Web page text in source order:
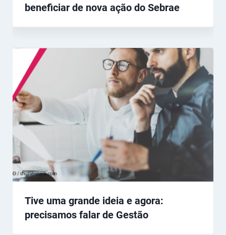
beneficiar de nova ação do Sebrae
Tive uma grande ideia e agora:
precisamos falar de Gestão